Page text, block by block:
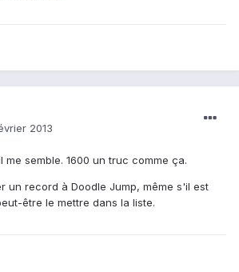
2013
semble. 1600 un truc comme ça.
un record à Doodle Jump, même s'il est
être le mettre dans la liste.